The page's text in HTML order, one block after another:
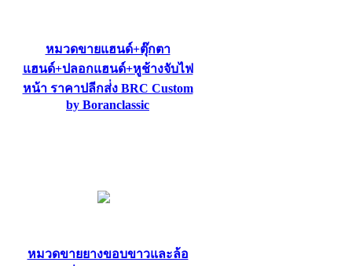
หมวดขายแฮนด์+ตุ๊กตา
แฮนด์+ปลอกแฮนด์+หูช้างจับไฟ
หน้า ราคาปลีกส่่ง BRC Custom
by Boranclassic
หมวดขายยางขอบขาวและล้อ